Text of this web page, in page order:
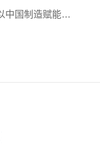
技术出海，价值共生！国立智能亮相2025阿拉木图PowerExpo，以中国制造赋能中亚能源升级